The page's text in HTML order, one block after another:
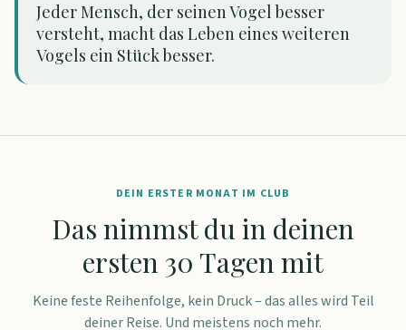
Jeder Mensch, der seinen Vogel besser
versteht, macht das Leben eines weiteren
Vogels ein Stück besser.
DEIN ERSTER MONAT IM CLUB
Das nimmst du in deinen
ersten 30 Tagen mit
Keine feste Reihenfolge, kein Druck – das alles wird Teil
deiner Reise. Und meistens noch mehr.